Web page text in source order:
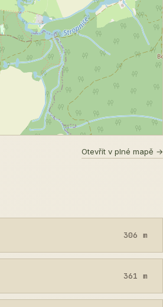
Otevřít v plné mapě →
306 m
361 m